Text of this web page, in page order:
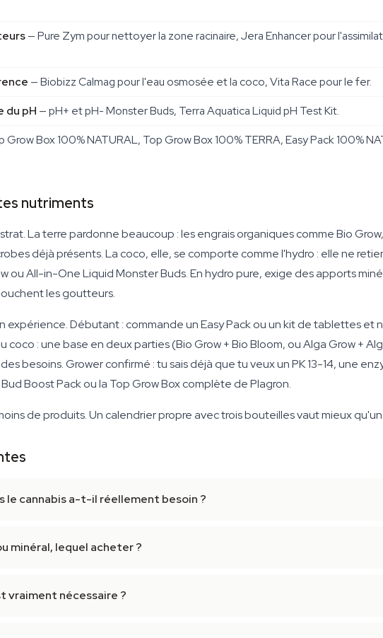
— Pure Zym pour nettoyer la zone racinaire, Jera Enhancer pour
— Biobizz Calmag pour l'eau osmosée et la coco, Vita Race pour le fer.
du pH — pH+ et pH- Monster Buds, Terra Aquatica Liquid pH Test Kit.
Grow Box 100% NATURAL, Top Grow Box 100% TERRA, Easy Pack 100%
nutriments
La terre pardonne beaucoup : les engrais organiques comme Bio
déjà présents. La coco, elle, se comporte comme l'hydro : elle ne
ou All-in-One Liquid Monster Buds. En hydro pure, exige des apports
les goutteurs.
expérience. Débutant : commande un Easy Pack ou un kit de tablettes
coco : une base en deux parties (Bio Grow + Bio Bloom, ou Alga Grow +
besoins. Grower confirmé : tu sais déjà que tu veux un PK 13-14, une
Boost Pack ou la Top Grow Box complète de Plagron.
de produits. Un calendrier propre avec trois bouteilles vaut mieux
le cannabis a-t-il réellement besoin ?
minéral, lequel acheter ?
vraiment nécessaire ?